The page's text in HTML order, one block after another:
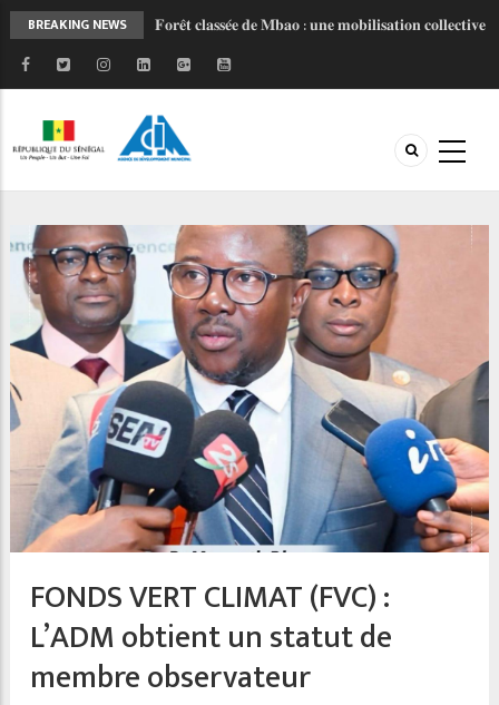
BREAKING NEWS
𝐅𝐨𝐫𝐞̂𝐭 𝐜𝐥𝐚𝐬𝐬𝐞́𝐞 𝐝𝐞 𝐌𝐛𝐚𝐨 : 𝐮𝐧𝐞 𝐦𝐨𝐛𝐢𝐥𝐢𝐬𝐚𝐭𝐢𝐨𝐧 𝐜𝐨𝐥𝐥𝐞𝐜𝐭𝐢𝐯𝐞
𝐩𝐨𝐮𝐫 𝐮𝐧 𝐚𝐯𝐞𝐧𝐢𝐫 𝐩𝐥𝐮𝐬 𝐫𝐞́𝐬𝐢𝐥𝐢𝐞𝐧𝐭
𝐋𝐚𝐧𝐜𝐞𝐦𝐞𝐧𝐭 𝐝𝐞 𝐥’𝐎𝐁𝐅𝐈𝐋𝐎𝐂 : 𝐔𝐧 𝐧𝐨𝐮𝐯𝐞𝐥 𝐨𝐮𝐭𝐢𝐥 𝐩𝐨𝐮𝐫
𝐏𝐑𝐎𝐆𝐄𝐏 𝟐 - 𝐅𝐚𝐜𝐞 𝐚̀ 𝐥'𝐡𝐢𝐯𝐞𝐫𝐧𝐚𝐠𝐞, 𝐥𝐚 𝐦𝐨𝐛𝐢𝐥𝐢𝐬𝐚𝐭𝐢𝐨𝐧
𝐜𝐨𝐧𝐭𝐢𝐧𝐮𝐞
𝐉𝐎𝐉 𝐃𝐚𝐤𝐚𝐫 𝟐𝟎𝟐𝟔 : 𝐒𝐚𝐧𝐠𝐚𝐥𝐤𝐚𝐦 𝐬𝐞 𝐦𝐨𝐛𝐢𝐥𝐢𝐬𝐞 𝐚𝐮 𝐜𝐨𝐭𝐞́
𝐑𝐄𝐓𝐎𝐔𝐑 𝐄𝐍 𝐈𝐌𝐀𝐆𝐄𝐒 𝐏𝐑𝐎𝐆𝐄𝐏 𝐈𝐈 : 𝐥𝐞 𝐂𝐨𝐦𝐢𝐭𝐞́
𝐓𝐞𝐜𝐡𝐧𝐢𝐪𝐮𝐞 𝐫𝐞𝐧𝐟𝐨𝐫𝐜𝐞 𝐥𝐚 𝐜𝐨𝐨𝐫𝐝𝐢𝐧𝐚𝐭𝐢𝐨𝐧 𝐝𝐞𝐬 𝐚𝐜𝐭𝐞𝐮𝐫𝐬
FONDS VERT CLIMAT (FVC) :
L’ADM obtient un statut de
membre observateur